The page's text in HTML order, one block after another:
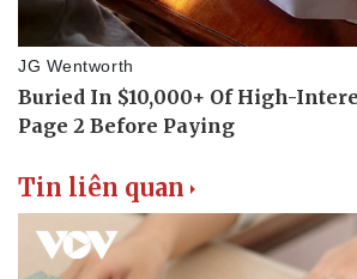
Tin liên quan